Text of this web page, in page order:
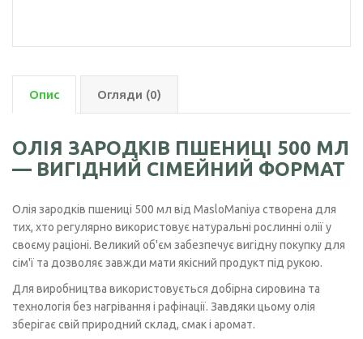
Опис Огляди (0)
ОЛІЯ ЗАРОДКІВ ПШЕНИЦІ 500 МЛ
— ВИГІДНИЙ СІМЕЙНИЙ ФОРМАТ
Олія зародків пшениці 500 мл від MasloManiya створена для
тих, хто регулярно використовує натуральні рослинні олії у
своєму раціоні. Великий об'єм забезпечує вигідну покупку для
сім'ї та дозволяє завжди мати якісний продукт під рукою.
Для виробництва використовується добірна сировина та
технологія без нагрівання і рафінації. Завдяки цьому олія
зберігає свій природний склад, смак і аромат.